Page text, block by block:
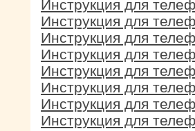
Инструкция для
Инструкция для
Инструкция для
Инструкция для
Инструкция для
Инструкция для
Инструкция для
Инструкция для